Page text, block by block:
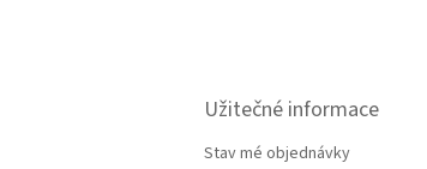
Užitečné informace
Stav mé objednávky